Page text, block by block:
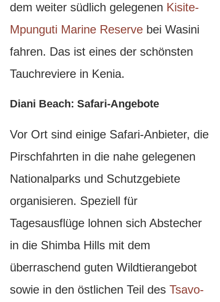
dem weiter südlich gelegenen Kisite-
Mpunguti Marine Reserve bei Wasini
fahren. Das ist eines der schönsten
Tauchreviere in Kenia.
Diani Beach: Safari-Angebote
Vor Ort sind einige Safari-Anbieter, die
Pirschfahrten in die nahe gelegenen
Nationalparks und Schutzgebiete
organisieren. Speziell für
Tagesausflüge lohnen sich Abstecher
in die Shimba Hills mit dem
überraschend guten Wildtierangebot
sowie in den östlichen Teil des Tsavo-